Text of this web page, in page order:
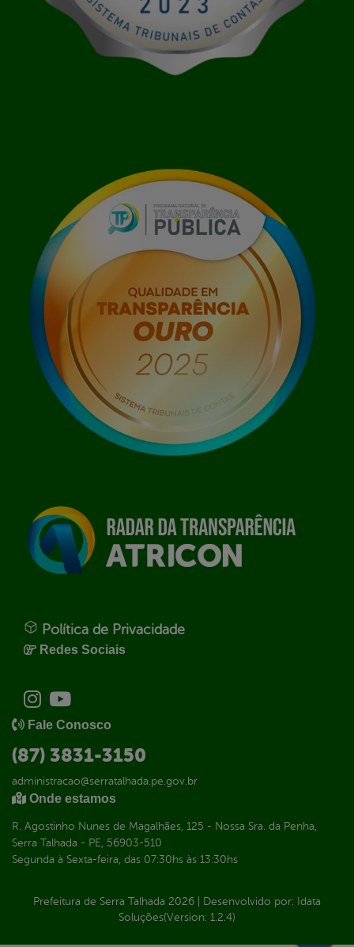
Política de Privacidade
Redes Sociais
Fale Conosco
(87) 3831-3150
administracao@serratalhada.pe.gov.br
Onde estamos
R. Agostinho Nunes de Magalhães, 125 - Nossa Sra. da Penha,
Serra Talhada - PE, 56903-510
Segunda à Sexta-feira, das 07:30hs às 13:30hs
Prefeitura de Serra Talhada 2026 Desenvolvido por: Idata
Soluções(Version: 1.2.4)